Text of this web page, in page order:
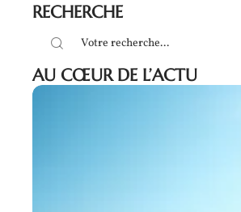
RECHERCHE
AU CŒUR DE L’ACTU